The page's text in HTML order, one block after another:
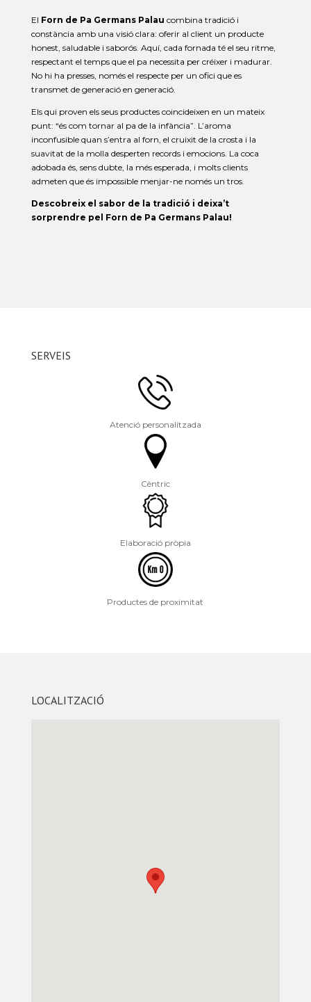
El Forn de Pa Germans Palau combina tradició i
constància amb una visió clara: oferir al client un producte
honest, saludable i saborós. Aquí, cada fornada té el seu ritme,
respectant el temps que el pa necessita per créixer i madurar.
No hi ha presses, només el respecte per un ofici que es
transmet de generació en generació.
Els qui proven els seus productes coincideixen en un mateix
punt: “és com tornar al pa de la infància”. L’aroma
inconfusible quan s’entra al forn, el cruixit de la crosta i la
suavitat de la molla desperten records i emocions. La coca
adobada és, sens dubte, la més esperada, i molts clients
admeten que és impossible menjar-ne només un tros.
Descobreix el sabor de la tradició i deixa’t
sorprendre pel Forn de Pa Germans Palau!
SERVEIS
Atenció personalitzada
Cèntric
Elaboració pròpia
Productes de proximitat
LOCALITZACIÓ